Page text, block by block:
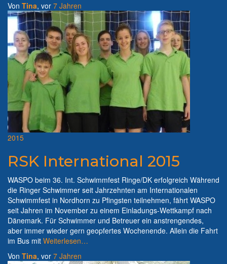
Von Tina, vor 7 Jahren
2015
RSK International 2015
WASPO beim 36. Int. Schwimmfest Ringe/DK erfolgreich Während
die Ringer Schwimmer seit Jahrzehnten am Internationalen
Schwimmfest in Nordhorn zu Pfingsten teilnehmen, fährt WASPO
seit Jahren im November zu einem Einladungs-Wettkampf nach
Dänemark. Für Schwimmer und Betreuer ein anstrengendes,
aber immer wieder gern geopfertes Wochenende. Allein die Fahrt
im Bus mit Weiterlesen…
Von Tina, vor 7 Jahren